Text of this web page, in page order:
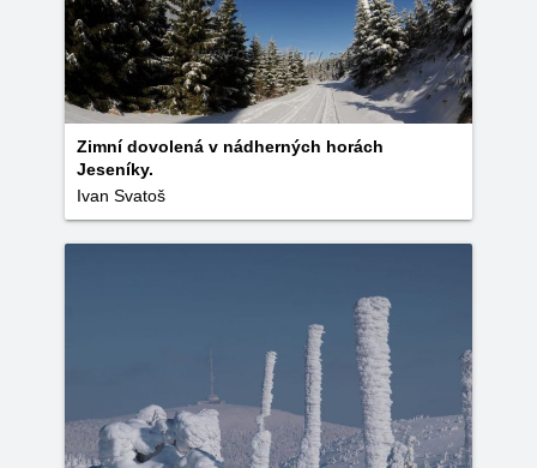
Zimní dovolená v nádherných horách
Jeseníky.
Ivan Svatoš